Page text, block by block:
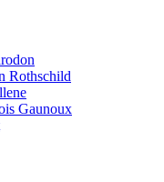
Rothschild
Gaunoux